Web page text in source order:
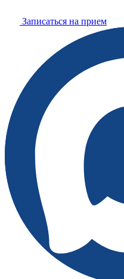
Записаться на прием